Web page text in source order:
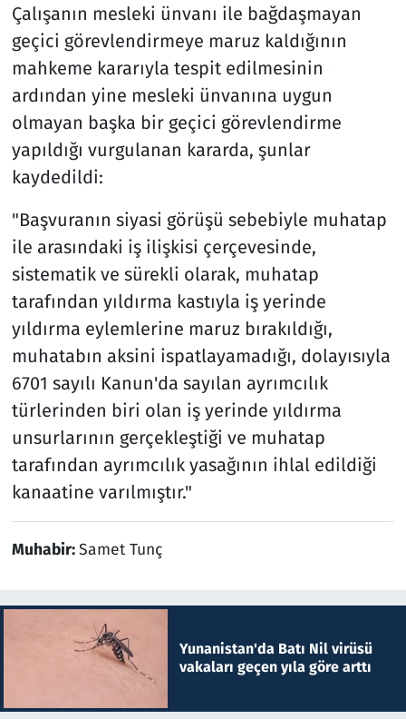
Çalışanın mesleki ünvanı ile bağdaşmayan
geçici görevlendirmeye maruz kaldığının
mahkeme kararıyla tespit edilmesinin
ardından yine mesleki ünvanına uygun
olmayan başka bir geçici görevlendirme
yapıldığı vurgulanan kararda, şunlar
kaydedildi:
"Başvuranın siyasi görüşü sebebiyle muhatap
ile arasındaki iş ilişkisi çerçevesinde,
sistematik ve sürekli olarak, muhatap
tarafından yıldırma kastıyla iş yerinde
yıldırma eylemlerine maruz bırakıldığı,
muhatabın aksini ispatlayamadığı, dolayısıyla
6701 sayılı Kanun'da sayılan ayrımcılık
türlerinden biri olan iş yerinde yıldırma
unsurlarının gerçekleştiği ve muhatap
tarafından ayrımcılık yasağının ihlal edildiği
kanaatine varılmıştır."
Muhabir:Samet Tunç
Yunanistan'da Batı Nil virüsü
vakaları geçen yıla göre arttı